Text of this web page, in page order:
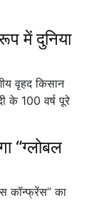
में दुनिया
वृहद किसान
के 100 वर्ष पूरे
“ग्लोबल
कॉन्फ्रेंस” का